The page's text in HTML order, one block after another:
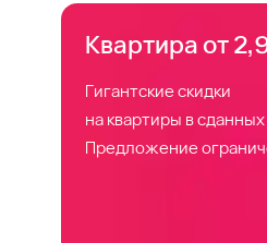
Квартира от
Гигантские скидки
на квартиры в сданных
Предложение